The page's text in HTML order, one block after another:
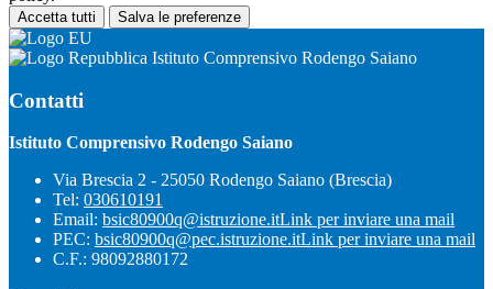
Accetta tutti Salva le preferenze
Istituto Comprensivo Rodengo Saiano
Contatti
Istituto Comprensivo Rodengo Saiano
Via Brescia 2 - 25050 Rodengo Saiano (Brescia)
Tel: 030610191
Email: bsic80900q@istruzione.itLink per inviare una mail
PEC: bsic80900q@pec.istruzione.itLink per inviare una mail
C.F.: 98092880172